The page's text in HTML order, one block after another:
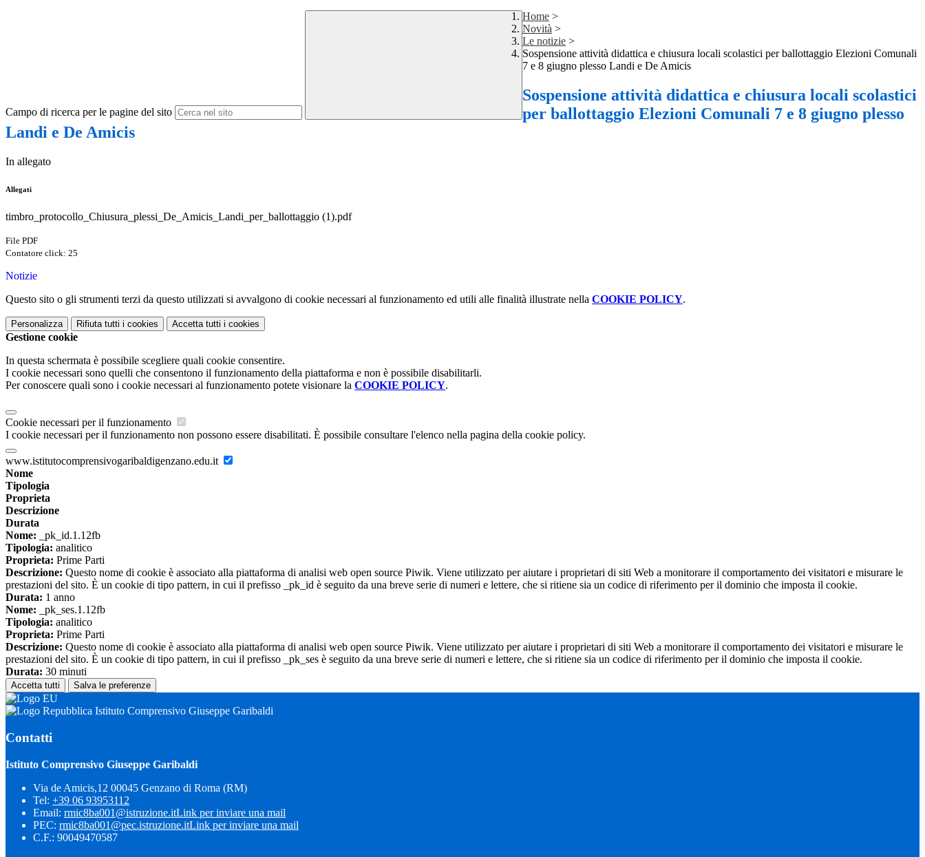
Campo di ricerca per le pagine del sito
Home >
Novità >
Le notizie >
Sospensione attività didattica e chiusura locali scolastici per ballottaggio Elezioni Comunali
7 e 8 giugno plesso Landi e De Amicis
Sospensione attività didattica e chiusura locali scolastici
per ballottaggio Elezioni Comunali 7 e 8 giugno plesso
Landi e De Amicis
In allegato
Allegati
timbro_protocollo_Chiusura_plessi_De_Amicis_Landi_per_ballottaggio (1).pdf
File PDF
Contatore click: 25
Notizie
Questo sito o gli strumenti terzi da questo utilizzati si avvalgono di cookie necessari al funzionamento ed utili alle finalità illustrate nella COOKIE POLICY.
Personalizza Rifiuta tutti i cookies Accetta tutti i cookies
Gestione cookie
In questa schermata è possibile scegliere quali cookie consentire.
I cookie necessari sono quelli che consentono il funzionamento della piattaforma e non è possibile disabilitarli.
Per conoscere quali sono i cookie necessari al funzionamento potete visionare la COOKIE POLICY.
Cookie necessari per il funzionamento
I cookie necessari per il funzionamento non possono essere disabilitati. È possibile consultare l'elenco nella pagina della cookie policy.
www.istitutocomprensivogaribaldigenzano.edu.it
Nome
Tipologia
Proprieta
Descrizione
Durata
Nome: _pk_id.1.12fb
Tipologia: analitico
Proprieta: Prime Parti
Descrizione: Questo nome di cookie è associato alla piattaforma di analisi web open source Piwik. Viene utilizzato per aiutare i proprietari di siti Web a monitorare il comportamento dei visitatori e misurare le
prestazioni del sito. È un cookie di tipo pattern, in cui il prefisso _pk_id è seguito da una breve serie di numeri e lettere, che si ritiene sia un codice di riferimento per il dominio che imposta il cookie.
Durata: 1 anno
Nome: _pk_ses.1.12fb
Tipologia: analitico
Proprieta: Prime Parti
Descrizione: Questo nome di cookie è associato alla piattaforma di analisi web open source Piwik. Viene utilizzato per aiutare i proprietari di siti Web a monitorare il comportamento dei visitatori e misurare le
prestazioni del sito. È un cookie di tipo pattern, in cui il prefisso _pk_ses è seguito da una breve serie di numeri e lettere, che si ritiene sia un codice di riferimento per il dominio che imposta il cookie.
Durata: 30 minuti
Accetta tutti Salva le preferenze
Istituto Comprensivo Giuseppe Garibaldi
Contatti
Istituto Comprensivo Giuseppe Garibaldi
Via de Amicis,12 00045 Genzano di Roma (RM)
Tel: +39 06 93953112
Email: rmic8ba001@istruzione.itLink per inviare una mail
PEC: rmic8ba001@pec.istruzione.itLink per inviare una mail
C.F.: 90049470587